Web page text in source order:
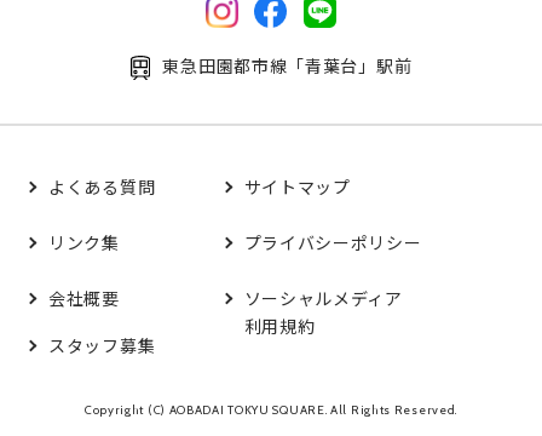
東急田園都市線「青葉台」駅前
よくある質問 サイトマップ
リンク集 プライバシーポリシー
会社概要
ソーシャルメディア
利用規約
スタッフ募集
Copyright (C) AOBADAI TOKYU SQUARE. All Rights Reserved.